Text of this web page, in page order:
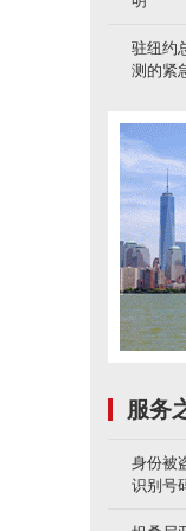
驻纽约
测的紧
服务
身份被
识别号